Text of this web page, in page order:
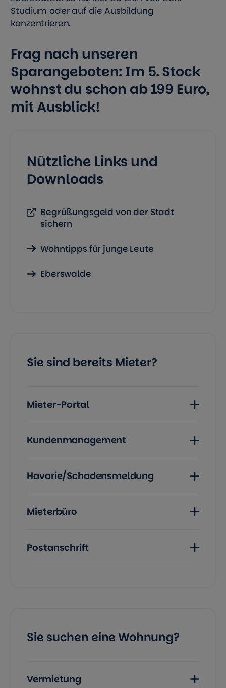
Studium oder auf die Ausbildung
konzentrieren.
Frag nach unseren
Sparangeboten: Im 5. Stock
wohnst du schon ab 199 Euro,
mit Ausblick!
Nützliche Links und
Downloads
Begrüßungsgeld von der Stadt
sichern
Wohntipps für junge Leute
Eberswalde
Sie sind bereits Mieter?
Mieter-Portal
Kundenmanagement
Havarie/Schadensmeldung
Mieterbüro
Postanschrift
Sie suchen eine Wohnung?
Vermietung